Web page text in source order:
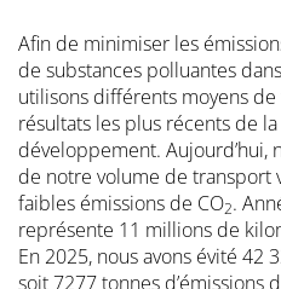
Afin de minimiser les
de substances polluantes
utilisons différents moyens
résultats les plus récents de
développement. Aujourd’hui,
de notre volume de transport
faibles émissions de CO2.
représente 11 millions de
En 2025, nous avons évité 42
soit 7277 tonnes d’émissions